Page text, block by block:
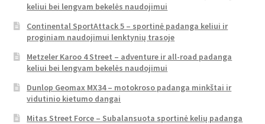
keliui bei lengvam bekelės naudojimui
Continental SportAttack 5 – sportinė padanga keliui ir
proginiam naudojimui lenktynių trasoje
Metzeler Karoo 4 Street – adventure ir all-road padanga
keliui bei lengvam bekelės naudojimui
Dunlop Geomax MX34 – motokroso padanga minkštai ir
vidutinio kietumo dangai
Mitas Street Force – Subalansuota sportinė kelių padanga